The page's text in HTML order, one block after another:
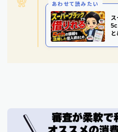
あわせて読みたい
ス
と